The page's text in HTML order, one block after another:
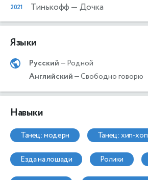
2021 Тинькофф — Дочка
Языки
Русский— Родной
Английский— Свободно говорю
Навыки
танец: модерн танец: хип-хоп
езда на лошади ролики